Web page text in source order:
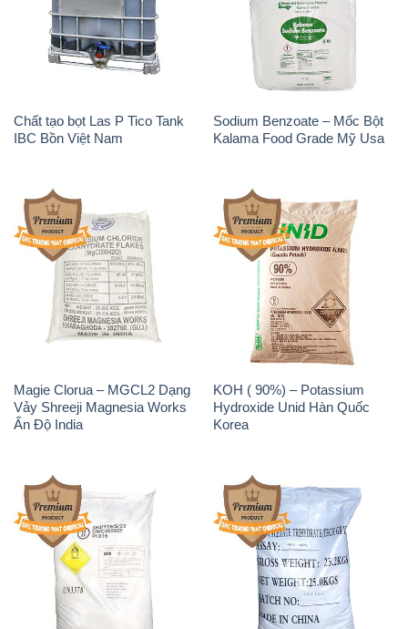
Chất tạo bọt Las P Tico Tank
IBC Bồn Việt Nam
Sodium Benzoate – Mốc Bột
Kalama Food Grade Mỹ Usa
Magie Clorua – MGCL2 Dạng
Vảy Shreeji Magnesia Works
Ấn Độ India
KOH ( 90%) – Potassium
Hydroxide Unid Hàn Quốc
Sodium Percarbonate Dạng
Bột Trung Quốc China
Sodium Acetate – Natri
Acetate Trung Quốc China